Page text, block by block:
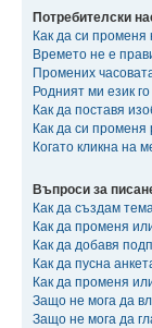
Потребителски
Как да си променя
Времето не е
Промених
Родният ми език
Как да поставя
Как да си променя
Когато кликна на
Въпроси за
Как да създам
Как да променя
Как да добавя
Как да пусна
Как да променя
Защо не мога да
Защо не мога да